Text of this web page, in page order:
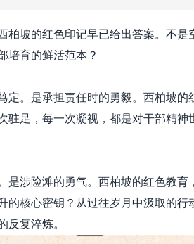
· 2026年干
· 新时代干
柏坡的红色印记早已给出答案。不是
培育的鲜活范本？
定。是承担责任时的勇毅。西柏坡
驻足，每一次凝视，都是对干部精
是涉险滩的勇气。西柏坡的红色教
核心密钥？从过往岁月中汲取的行
反复淬炼。